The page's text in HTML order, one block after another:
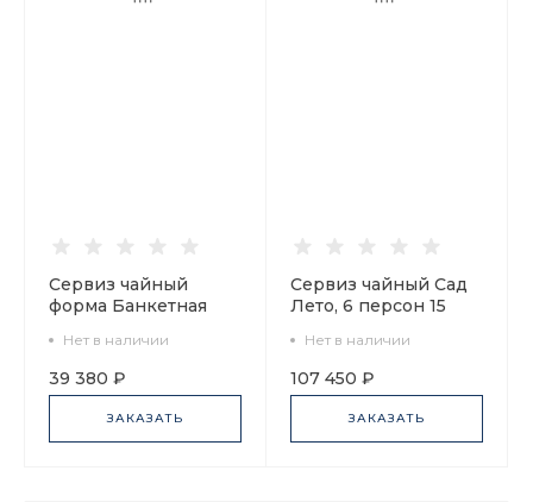
Сервиз чайный
форма Банкетная
персон 14
предметов арт.
81.29156.00.1
Нет в наличии
39 380 ₽
ЗАКАЗАТЬ
Сервиз чайный Сад
Лето, 6 персон 15
81.23798.00.1
Нет в наличии
107 450 ₽
ЗАКАЗАТЬ